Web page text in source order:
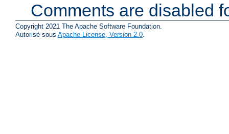
Comments are disabled
Copyright 2021 The Apache Software Foundation.
Autorisé sous Apache License, Version 2.0